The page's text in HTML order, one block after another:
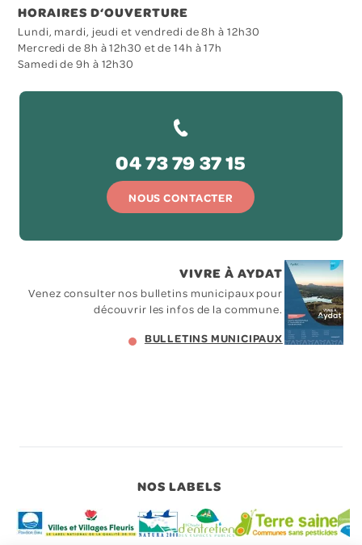
HORAIRES D‘OUVERTURE
Lundi, mardi, jeudi et vendredi de 8h à 12h30
Mercredi de 8h à 12h30 et de 14h à 17h
Samedi de 9h à 12h30
04 73 79 37 15
NOUS CONTACTER
VIVRE À AYDAT
Venez consulter nos bulletins municipaux pour
découvrir les infos de la commune.
BULLETINS MUNICIPAUX
NOS LABELS